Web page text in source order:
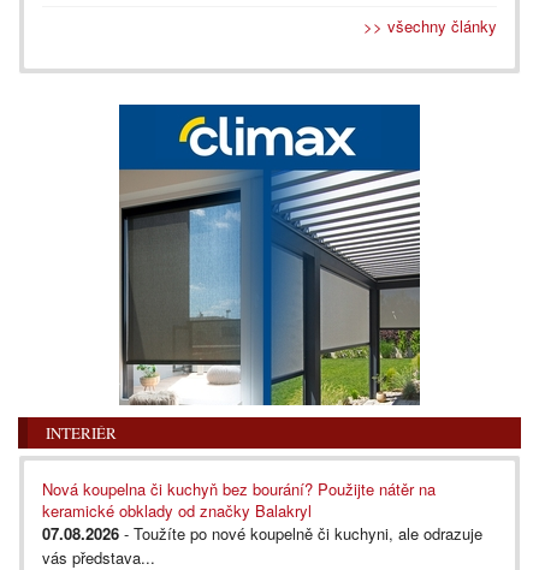
>> všechny články
INTERIÉR
Nová koupelna či kuchyň bez bourání? Použijte nátěr na
keramické obklady od značky Balakryl
07.08.2026 - Toužíte po nové koupelně či kuchyni, ale odrazuje
vás představa...